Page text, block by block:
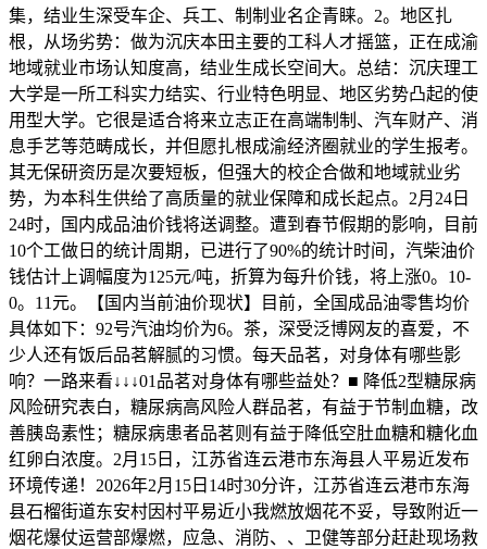
集，结业生深受车企、兵工、制制业名企青睐。2。地区扎
根，从场劣势：做为沉庆本田主要的工科人才摇篮，正在成渝
地域就业市场认知度高，结业生成长空间大。总结：沉庆理工
大学是一所工科实力结实、行业特色明显、地区劣势凸起的使
用型大学。它很是适合将来立志正在高端制制、汽车财产、消
息手艺等范畴成长，并但愿扎根成渝经济圈就业的学生报考。
其无保研资历是次要短板，但强大的校企合做和地域就业劣
势，为本科生供给了高质量的就业保障和成长起点。2月24日
24时，国内成品油价钱将送调整。遭到春节假期的影响，目前
10个工做日的统计周期，已进行了90%的统计时间，汽柴油价
钱估计上调幅度为125元/吨，折算为每升价钱，将上涨0。10-
0。11元。【国内当前油价现状】目前，全国成品油零售均价
具体如下：92号汽油均价为6。茶，深受泛博网友的喜爱，不
少人还有饭后品茗解腻的习惯。每天品茗，对身体有哪些影
响？一路来看↓↓↓01品茗对身体有哪些益处？■ 降低2型糖尿病
风险研究表白，糖尿病高风险人群品茗，有益于节制血糖，改
善胰岛素性；糖尿病患者品茗则有益于降低空肚血糖和糖化血
红卵白浓度。2月15日，江苏省连云港市东海县人平易近发布
环境传递！2026年2月15日14时30分许，江苏省连云港市东海
县石榴街道东安村因村平易近小我燃放烟花不妥，导致附近一
烟花爆仗运营部爆燃，应急、消防、、卫健等部分赶赴现场救